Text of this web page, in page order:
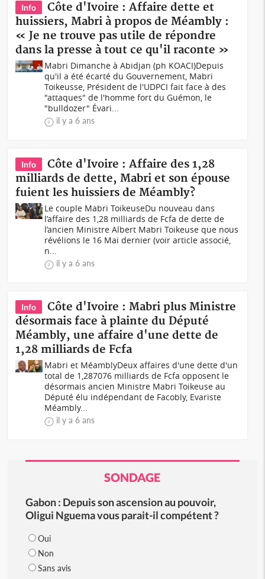
Info
Côte d'Ivoire : Affaire dette et
huissiers, Mabri à propos de Méambly :
« Je ne trouve pas utile de répondre
dans la presse à tout ce qu'il raconte »
Mabri Dimanche à Abidjan (ph KOACI)Depuis
qu'il a été écarté du Gouvernement, Mabri
Toikeusse, Président de l'UDPCI fait face à des
"attaques" de l'homme fort du Guémon, le
"bulldozer" Évari...
il y a 6 ans
Info
Côte d'Ivoire : Affaire des 1,28
milliards de dette, Mabri et son épouse
fuient les huissiers de Méambly?
Le couple Mabri ToikeuseDu nouveau dans
l’affaire des 1,28 milliards de Fcfa de dette de
l’ancien Ministre Albert Mabri Toikeuse que nous
révélions le 16 Mai dernier (voir article associé,
n...
il y a 6 ans
Info
Côte d'Ivoire : Mabri plus Ministre
désormais face à plainte du Député
Méambly, une affaire d'une dette de
1,28 milliards de Fcfa
Mabri et MéamblyDeux affaires d'une dette d'un
total de 1,287076 milliards de Fcfa opposent le
désormais ancien Ministre Mabri Toikeuse au
Député élu indépendant de Facobly, Evariste
Méambly...
il y a 6 ans
SONDAGE
Gabon : Depuis son ascension au pouvoir,
Oligui Nguema vous parait-il compétent ?
Oui
Non
Sans avis